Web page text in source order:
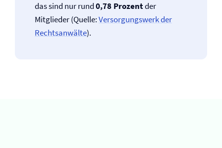
das sind nur rund0,78 Prozentder
Mitglieder (Quelle:Versorgungswerk der
Rechtsanwälte).